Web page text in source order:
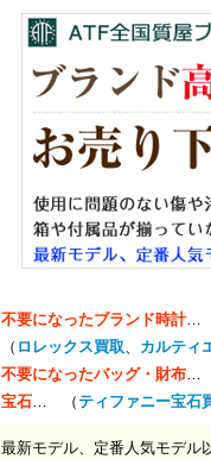
不要になったブランド時計…
（ ロレックス買取、 カルティ
不要になったバッグ・財布…
宝石… （ティファニー宝石
最新モデル、定番人気モデル